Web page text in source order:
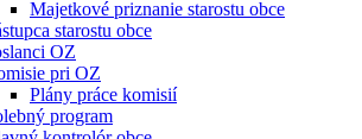
Majetkové priznanie starostu obce
starostu obce
OZ
pri OZ
Plány práce komisií
program